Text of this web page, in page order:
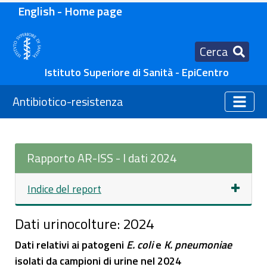
English - Home page
Cerca
Istituto Superiore di Sanità - EpiCentro
Antibiotico-resistenza
Rapporto AR-ISS - I dati 2024
Indice del report
Dati urinocolture: 2024
Dati relativi ai patogeni E. colie K. pneumoniae
isolati da campioni di urine nel 2024